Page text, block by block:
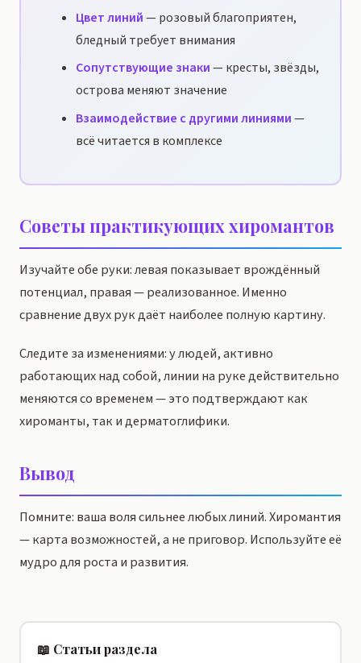
Цвет линий— розовый благоприятен,
бледный требует внимания
Сопутствующие знаки— кресты, звёзды,
острова меняют значение
Взаимодействие с другими линиями—
всё читается в комплексе
Советы практикующих хиромантов
Изучайте обе руки: левая показывает врождённый
потенциал, правая — реализованное. Именно
сравнение двух рук даёт наиболее полную картину.
Следите за изменениями: у людей, активно
работающих над собой, линии на руке действительно
меняются со временем — это подтверждают как
хироманты, так и дерматоглифики.
Вывод
Помните: ваша воля сильнее любых линий. Хиромантия
— карта возможностей, а не приговор. Используйте её
мудро для роста и развития.
📖 Статьи раздела